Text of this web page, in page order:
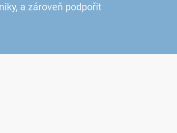
a zároveň podpořit